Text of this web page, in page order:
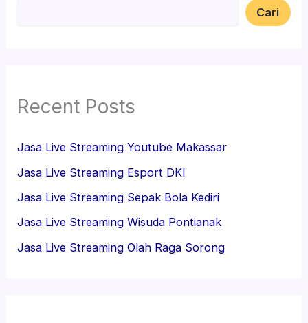
Cari
Recent Posts
Jasa Live Streaming Youtube Makassar
Jasa Live Streaming Esport DKI
Jasa Live Streaming Sepak Bola Kediri
Jasa Live Streaming Wisuda Pontianak
Jasa Live Streaming Olah Raga Sorong